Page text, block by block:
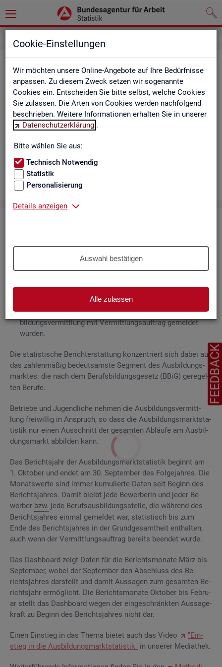
Cookie-Einstellungen
Wir möchten unsere Online-Angebote auf Ihre Bedürfnisse
anpassen. Zu diesem Zweck setzen wir sogenannte
Cookies ein. Entscheiden Sie bitte selbst, welche Cookies
Sie zulassen. Die Arten von Cookies werden nachfolgend
beschrieben. Weitere Informationen erhalten Sie in unserer
Datenschutzerklärung .
Bitte wählen Sie aus:
Technisch Notwendig
Statistik
Personalisierung
Details anzeigen
Auswahl bestätigen
Alle zulassen
Aus­bil­dungs­markt
Das Da­sh­board zeigt die wich­tigs­ten Daten zum Aus­bil­dungs­
markt in in­ter­ak­ti­ven Gra­fi­ken und Ta­bel­len. Für Deutsch­land,
Län­der, Krei­se, Agen­tur­be­zir­ke und Ar­beits­markt­re­gio­nen bil­
det es ge­mel­de­te Be­wer­be­rin­nen und Be­wer­ber sowie Be­rufs­
aus­bil­dungs­stel­len nach ge­frag­ten Merk­ma­len ab, bei­spiels­
wei­se Be­ru­fe. Neue Daten gibt es mo­nat­lich für März bis Sep­
DieAus­bil­dungs­markt­sta­tis­tik be­rich­tet über
Be­wer­be­rin­nen und Be­wer­ber für Be­rufs­aus­bil­
der Agen­tu­ren für Ar­beit undJob­cen­terzum Aus­bil­dungs­
markt in An­spruch neh­men, sowie
Be­rufs­aus­bil­dungs­stel­len, die beiAAundJCfür die Aus­
bil­dungs­ver­mitt­lung mit Ver­mitt­lungs­auf­trag ge­mel­det
wur­den.
Die sta­tis­ti­sche Be­richt­erstat­tung kon­zen­triert sich dabei auf
das zah­len­mä­ßig be­deut­sams­te Seg­ment des Aus­bil­dungs­
mark­tes: die nach dem Be­rufs­bil­dungs­ge­setz (BBiG) ge­re­gel­
ten Be­ru­fe.
Be­trie­be und Ju­gend­li­che neh­men die Aus­bil­dungs­ver­mitt­
lung frei­wil­lig in An­spruch, so dass die Aus­bil­dungs­markt­sta­
tis­tik nur einen Aus­schnitt der ge­sam­ten Ab­läu­fe am Aus­bil­
dungs­markt ab­bil­den kann.
Das Be­richts­jahr der Aus­bil­dungs­markt­sta­tis­tik be­ginnt am
1. Ok­to­ber und endet am 30. Sep­tem­ber des Fol­ge­jah­res. Die
Mo­nats­wer­te sind immer ku­mu­lier­te Daten seit Be­ginn des
Be­richts­jah­res. Damit bleibt jede Be­wer­be­rin und jeder Be­
wer­ber bzw. jede Be­rufs­aus­bil­dungs­stel­le, die wäh­rend des
Be­richts­jah­res ein­mal ge­mel­det war, sta­tis­tisch bis zum
Ende des Be­richts­jah­res in der Grund­ge­samt­heit ent­hal­ten,
auch wenn der Ver­mitt­lungs­auf­trag be­reits be­en­det wurde.
Das Da­sh­board zeigt Daten für die Be­richts­mo­na­te März bis
Sep­tem­ber, wobei der Sep­tem­ber den Ab­schluss des Be­
richts­jah­res dar­stellt und damit Aus­sa­gen zum ge­sam­ten Be­
richts­jahr er­mög­licht. Die Be­richts­mo­na­te Ok­to­ber bis Fe­bru­
ar stellt das Da­sh­board wegen der ein­ge­schränk­ten Aus­sa­ge­
kraft zu Be­ginn des Be­richts­jah­res nicht dar.
Einen Ein­stieg in das Thema bie­tet auch das Video
"Ein­
stieg in die Aus­bil­dungs­markt­sta­tis­tik" in un­se­rer Me­dia­thek.
FEEDBACK